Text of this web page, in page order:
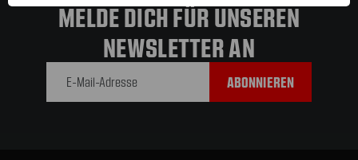
MELDE DICH FÜR UNSEREN
NEWSLETTER AN